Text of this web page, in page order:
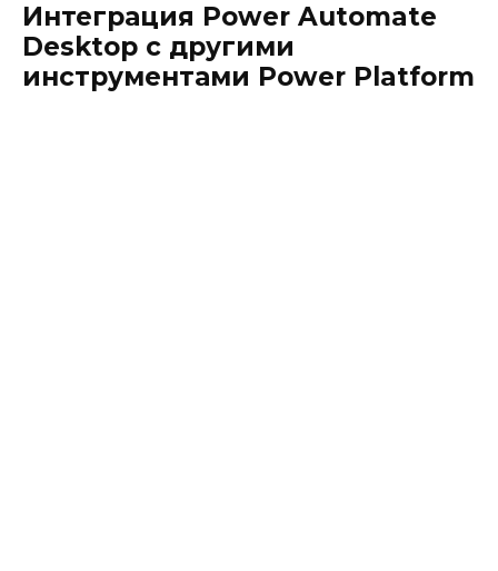
Интеграция Power Automate
Desktop с другими
инструментами Power Platform